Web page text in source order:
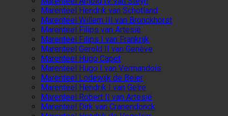
Marenteel Hendrik van Schotland
Marenteel Willem III van Bronckhorst
Marenteel Filips van Artesië
Marenteel Filips I van Frankrijk
Marenteel Gerold II van Genève
Marenteel Hugo Capet
Marenteel Hugo I van Vermandois
Marenteel Lodewijk de Beier
Marenteel Hendrik I van Gelre
Marenteel Robert II van Artesië
Marenteel Dirk van Cranendonck